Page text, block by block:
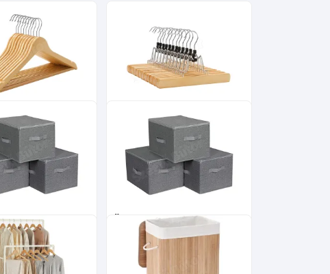
10 db
9 400 Ft
Fa nadrágtartó
csúszasmentes 12 db
10 000 Ft
cipzárral 3db,
Összecsukható
tárolódobozok cipzárral 3db,
szürke 40x30x25cm